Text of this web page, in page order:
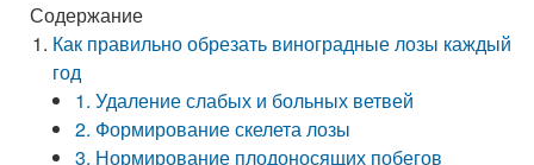
Содержание
Как правильно обрезать виноградные лозы каждый
год
1. Удаление слабых и больных ветвей
2. Формирование скелета лозы
3. Нормирование плодоносящих побегов